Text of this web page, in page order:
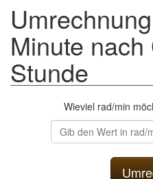
Minute
Stunde
Wieviel rad/min